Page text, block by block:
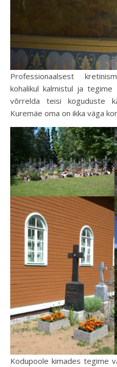
Professionaalsest
kohalikul kalmistul ja
võrrelda teisi koguduste
Kuremäe oma on ikka väga
Kodupoole kimades tegime